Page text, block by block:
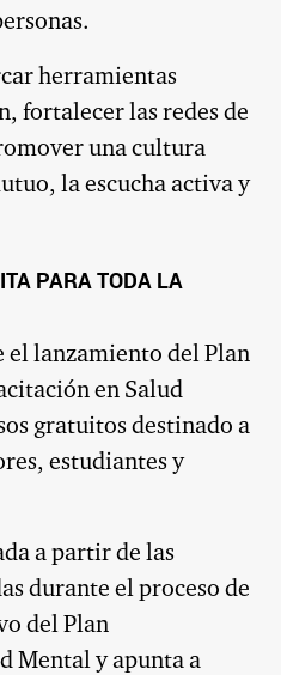
herramientas
fortalecer las redes de
una cultura
la escucha activa y
PARA TODA LA
el lanzamiento del Plan
en Salud
gratuitos destinado a
estudiantes y
a partir de las
durante el proceso de
del Plan
Mental y apunta a